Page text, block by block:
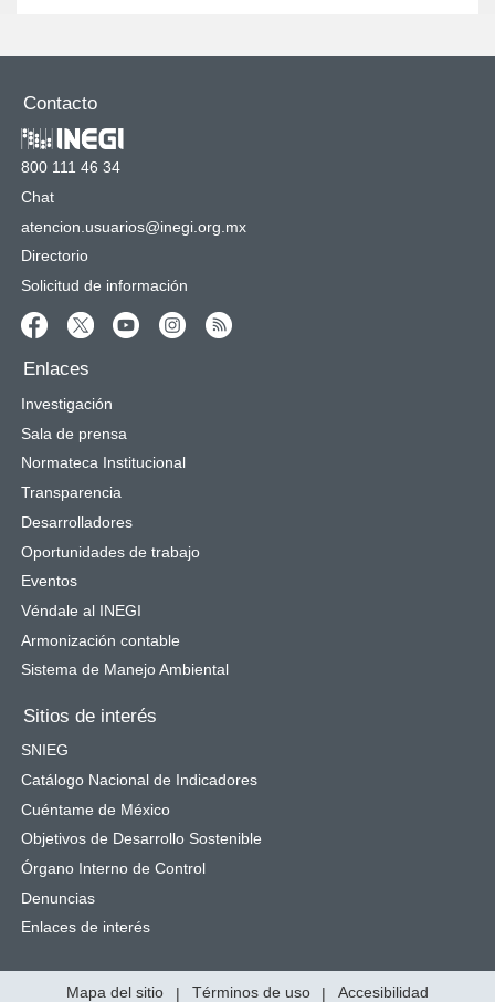
Contacto
800 111 46 34
Chat
atencion.usuarios@inegi.org.mx
Directorio
Solicitud de información
Enlaces
Investigación
Sala de prensa
Normateca Institucional
Transparencia
Desarrolladores
Oportunidades de trabajo
Eventos
Véndale al INEGI
Armonización contable
Sistema de Manejo Ambiental
Sitios de interés
SNIEG
Catálogo Nacional de Indicadores
Cuéntame de México
Objetivos de Desarrollo Sostenible
Órgano Interno de Control
Denuncias
Enlaces de interés
Mapa del sitio | Términos de uso |
Accesibilidad